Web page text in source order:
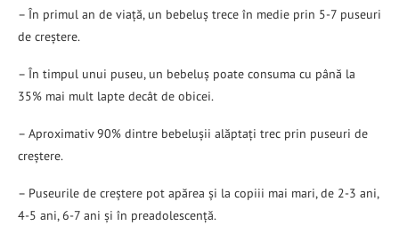
– În primul an de viață, un bebeluș trece în medie prin 5-7 puseuri
de creștere.
– În timpul unui puseu, un bebeluș poate consuma cu până la
35% mai mult lapte decât de obicei.
– Aproximativ 90% dintre bebelușii alăptați trec prin puseuri de
creștere.
– Puseurile de creștere pot apărea și la copiii mai mari, de 2-3 ani,
4-5 ani, 6-7 ani și în preadolescență.